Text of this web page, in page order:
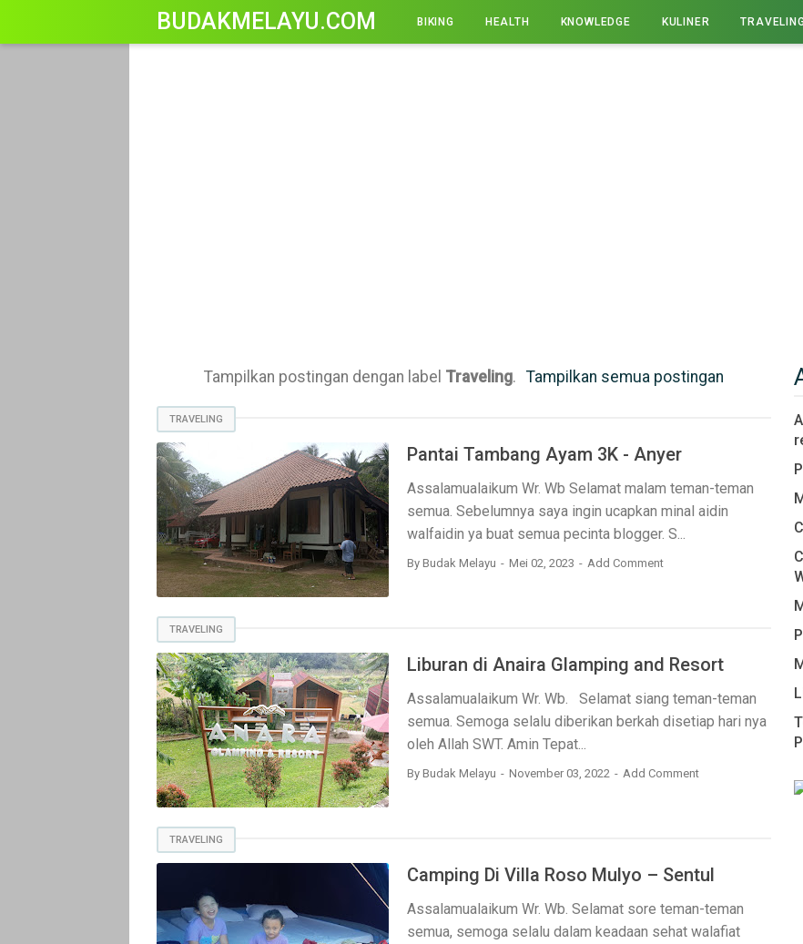
BUDAKMELAYU.COM BIKING HEALTH KNOWLEDGE KULINER TRAVELING
Tampilkan postingan dengan label Traveling. Tampilkan semua postingan
TRAVELING
Pantai Tambang Ayam 3K - Anyer
Assalamualaikum Wr. Wb Selamat malam teman-teman
semua. Sebelumnya saya ingin ucapkan minal aidin
walfaidin ya buat semua pecinta blogger. S...
By Budak Melayu Mei 02, 2023 Add Comment
TRAVELING
Liburan di Anaira Glamping and Resort
Assalamualaikum Wr. Wb. Selamat siang teman-teman
semua. Semoga selalu diberikan berkah disetiap hari nya
oleh Allah SWT. Amin Tepat...
By Budak Melayu November 03, 2022 Add Comment
TRAVELING
Camping Di Villa Roso Mulyo – Sentul
Assalamualaikum Wr. Wb. Selamat sore teman-teman
semua, semoga selalu dalam keadaan sehat walafiat